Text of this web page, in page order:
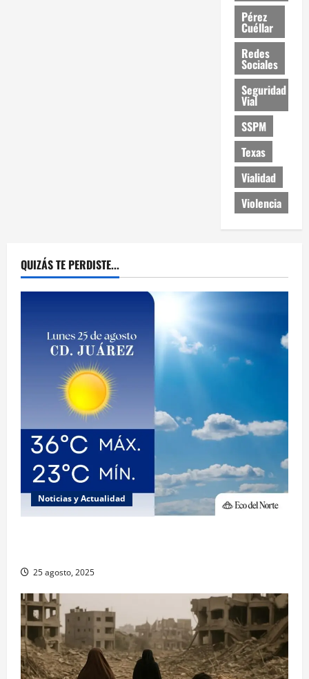
Pérez
Cuéllar
Redes
Sociales
Seguridad
Vial
SSPM
Texas
Vialidad
Violencia
QUIZÁS TE PERDISTE...
Noticias y Actualidad
25 agosto, 2025